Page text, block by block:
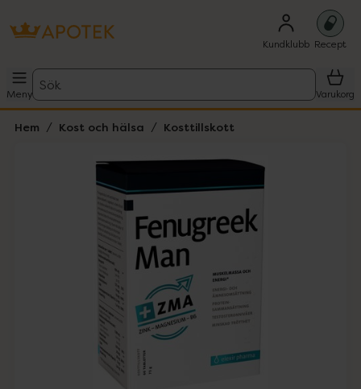
Kundklubb Recept
Meny
Sök
Varukorg
Hem Kost och hälsa Kosttillskott
Lista: . Innehåller 1 objekt.